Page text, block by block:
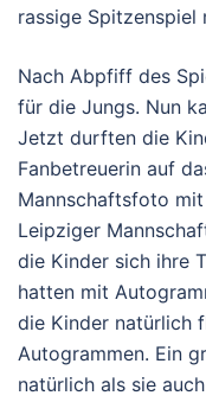
rassige Spitzenspiel
Nach Abpfiff des
für die Jungs. Nun
Jetzt durften die
Fanbetreuerin auf
Mannschaftsfoto
Leipziger
die Kinder sich ihre
hatten mit
die Kinder natürlich
Autogrammen. Ein
natürlich als sie